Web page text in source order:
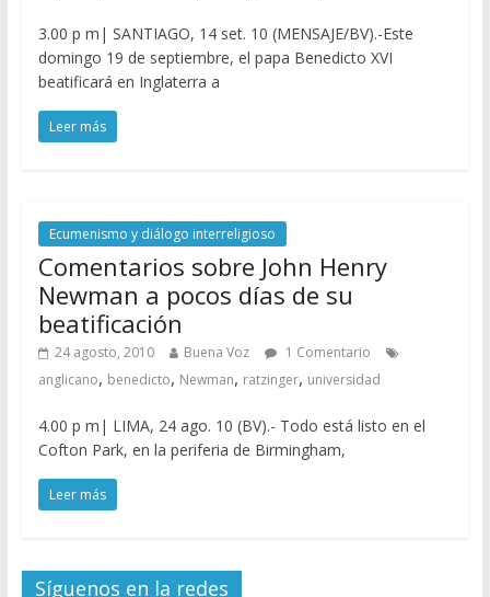
3.00 p m| SANTIAGO, 14 set. 10 (MENSAJE/BV).-Este
domingo 19 de septiembre, el papa Benedicto XVI
beatificará en Inglaterra a
Leer más
Ecumenismo y diálogo interreligioso
Comentarios sobre John Henry
Newman a pocos días de su
beatificación
24 agosto, 2010 Buena Voz
1 Comentario
anglicano, benedicto, Newman, ratzinger, universidad
4.00 p m| LIMA, 24 ago. 10 (BV).- Todo está listo en el
Cofton Park, en la periferia de Birmingham,
Leer más
Síguenos en la redes